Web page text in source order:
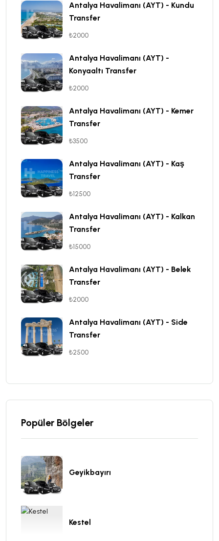
Antalya Havalimanı (AYT) - Kundu
Transfer
₺2000
Antalya Havalimanı (AYT) -
Konyaaltı Transfer
₺2000
Antalya Havalimanı (AYT) - Kemer
Transfer
₺3500
Antalya Havalimanı (AYT) - Kaş
Transfer
₺12500
Antalya Havalimanı (AYT) - Kalkan
Transfer
₺15000
Antalya Havalimanı (AYT) - Belek
Transfer
₺2000
Antalya Havalimanı (AYT) - Side
Transfer
₺2500
Popüler Bölgeler
Geyikbayırı
Kestel